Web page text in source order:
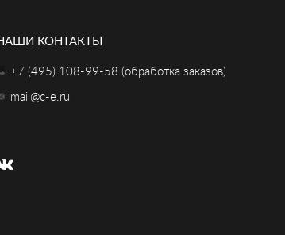
КОНТАКТЫ
+7 (495) 108-99-58 (обработка заказов)
mail@c-e.ru